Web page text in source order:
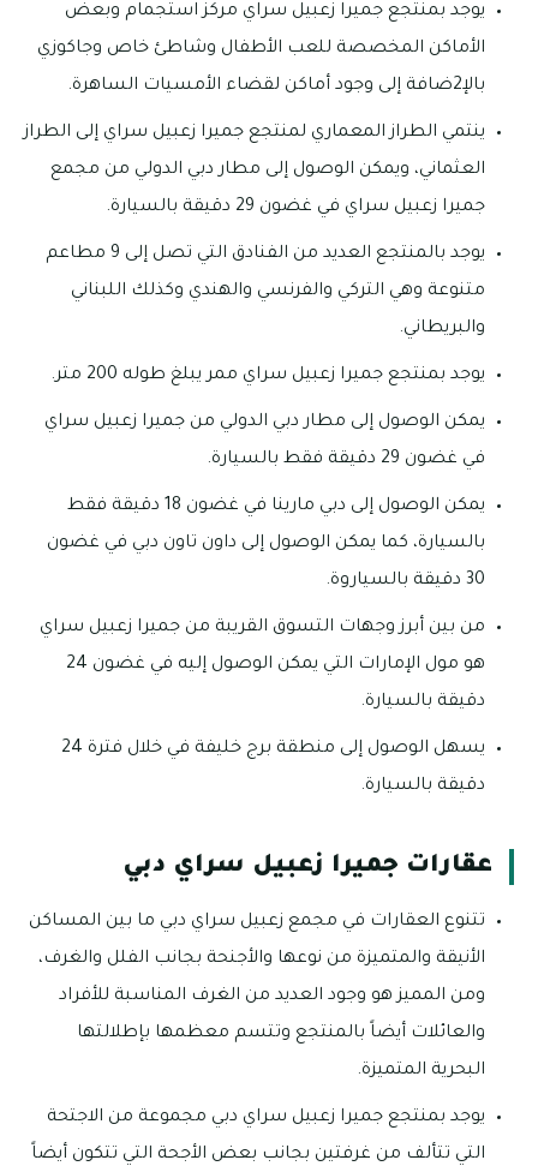
يوجد بمنتجع جميرا زعبيل سراي مركز استجمام وبعض
الأماكن المخصصة للعب الأطفال وشاطئ خاص وجاكوزي
بالإ2ضافة إلى وجود أماكن لقضاء الأمسيات الساهرة.
ينتمي الطراز المعماري لمنتجع جميرا زعبيل سراي إلى الطراز
العثماني، ويمكن الوصول إلى مطار دبي الدولي من مجمع
جميرا زعبيل سراي في غضون 29 دقيقة بالسيارة.
يوجد بالمنتجع العديد من الفنادق التي تصل إلى 9 مطاعم
متنوعة وهي التركي والفرنسي والهندي وكذلك اللبناني
والبريطاني.
يوجد بمنتجع جميرا زعبيل سراي ممر يبلغ طوله 200 متر.
يمكن الوصول إلى مطار دبي الدولي من جميرا زعبيل سراي
في غضون 29 دقيقة فقط بالسيارة.
يمكن الوصول إلى دبي مارينا في غضون 18 دقيقة فقط
بالسيارة، كما يمكن الوصول إلى داون تاون دبي في غضون
30 دقيقة بالسياروة.
من بين أبرز وجهات التسوق القريبة من جميرا زعبيل سراي
هو مول الإمارات التي يمكن الوصول إليه في غضون 24
دقيقة بالسيارة.
يسهل الوصول إلى منطقة برج خليفة في خلال فترة 24
دقيقة بالسيارة.
عقارات جميرا زعبيل سراي دبي
تتنوع العقارات في مجمع زعبيل سراي دبي ما بين المساكن
الأنيقة والمتميزة من نوعها والأجنحة بجانب الفلل والغرف،
ومن المميز هو وجود العديد من الغرف المناسبة للأفراد
والعائلات أيضاً بالمنتجع وتتسم معظمها بإطلالتها
البحرية المتميزة.
يوجد بمنتجع جميرا زعبيل سراي دبي مجموعة من الاجتحة
التي تتألف من غرفتين بجانب بعض الأجحة التي تتكون أيضاً